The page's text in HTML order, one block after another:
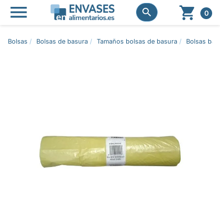
 
  0
Bolsas Bolsas de basura Tamaños bolsas de basura Bolsas